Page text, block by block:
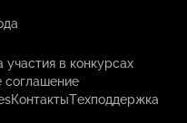
участия в конкурсах
соглашение
КонтактыТехподдержка